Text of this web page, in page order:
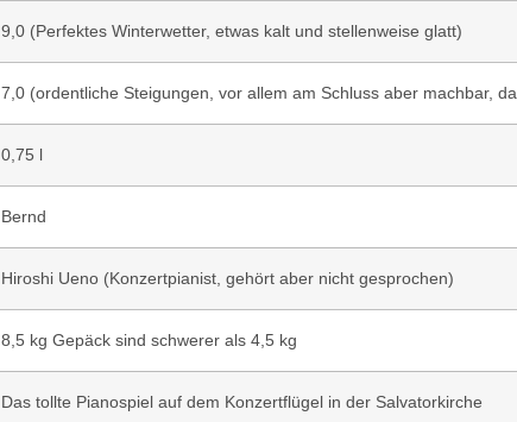
9,0 (Perfektes Winterwetter, etwas kalt und stellenweise glatt)
7,0 (ordentliche Steigungen, vor allem am Schluss aber machbar,
0,75 l
Bernd
Hiroshi Ueno (Konzertpianist, gehört aber nicht gesprochen)
8,5 kg Gepäck sind schwerer als 4,5 kg
Das tollte Pianospiel auf dem Konzertflügel in der Salvatorkirche